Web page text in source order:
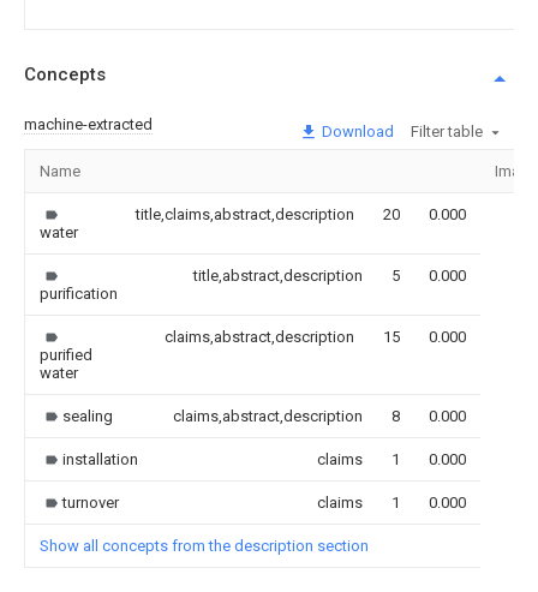
Concepts
machine-extracted Download Filter table
Name Image
water
title,claims,abstract,description 20 0.000
purification
title,abstract,description 5 0.000
purified
water
claims,abstract,description 15 0.000
sealing claims,abstract,description 8 0.000
installation claims 1 0.000
turnover claims 1 0.000
Show all concepts from the description section